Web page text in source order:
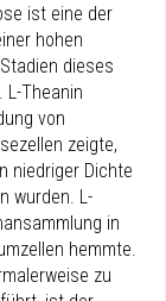
ist eine der
hohen
dieses
Theanin
von
zeigte,
niedriger Dichte
wurden. L-
in
hemmte.
zu